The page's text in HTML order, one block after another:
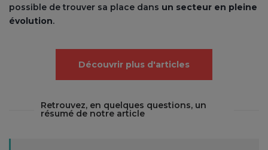
possible de trouver sa place dans un secteur en pleine
évolution.
Découvrir plus d'articles
Retrouvez, en quelques questions, un
résumé de notre article